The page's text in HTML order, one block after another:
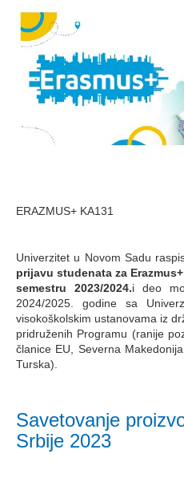
ERAZMUS+ KA131
Univerzitet u Novom Sadu
prijavu studenata za
semestru 2023/2024.i deo
2024/2025. godine sa
visokoškolskim ustanovama iz
pridruženih Programu (ranije
članice EU, Severna
Turska).
Savetovanje
Srbije 2023